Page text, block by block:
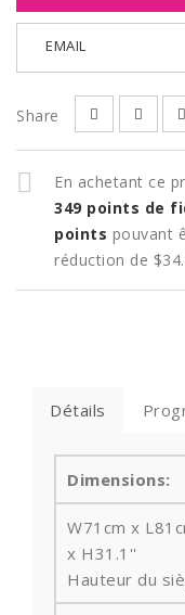
EMAIL
Share
En achetant ce
349 points de
points pouvant
réduction de
Détails
Dimensions:
W71cm x
x H31.1''
Hauteur du